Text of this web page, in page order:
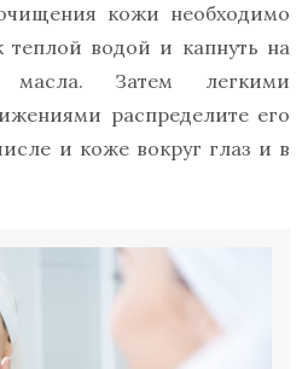
кожи необходимо
теплой водой и капнуть на
Затем легкими
распределите его
и коже вокруг глаз и в